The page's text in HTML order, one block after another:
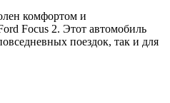
комфортом и
Focus 2. Этот автомобиль
поездок, так и для